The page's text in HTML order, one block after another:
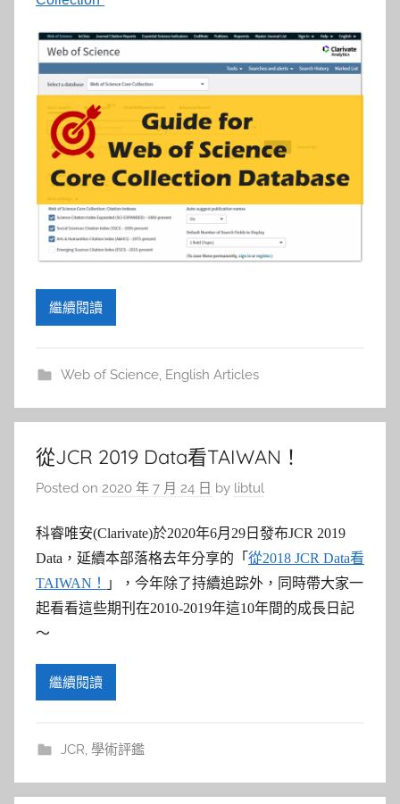
繼續閱讀
Web of Science, English Articles
從JCR 2019 Data看TAIWAN！
Posted on 2020 年 7 月 24 日 by libtul
科睿唯安(Clarivate)於2020年6月29日發布JCR 2019
Data，延續本部落格去年分享的「 從2018 JCR Data看
TAIWAN！
」，今年除了持續追踪外，同時帶大家一
起看看這些期刊在2010-2019年這10年間的成長日記
～
繼續閱讀
JCR, 學術評鑑